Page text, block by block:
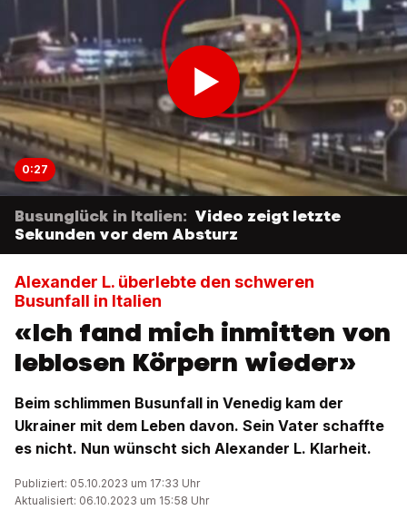
0:27
Busunglück in Italien: Video zeigt letzte
Sekunden vor dem Absturz
Alexander L. überlebte den schweren
Busunfall in Italien
«Ich fand mich inmitten von
leblosen Körpern wieder»
Beim schlimmen Busunfall in Venedig kam der
Ukrainer mit dem Leben davon. Sein Vater schaffte
es nicht. Nun wünscht sich Alexander L. Klarheit.
Publiziert: 05.10.2023 um 17:33 Uhr
Aktualisiert: 06.10.2023 um 15:58 Uhr